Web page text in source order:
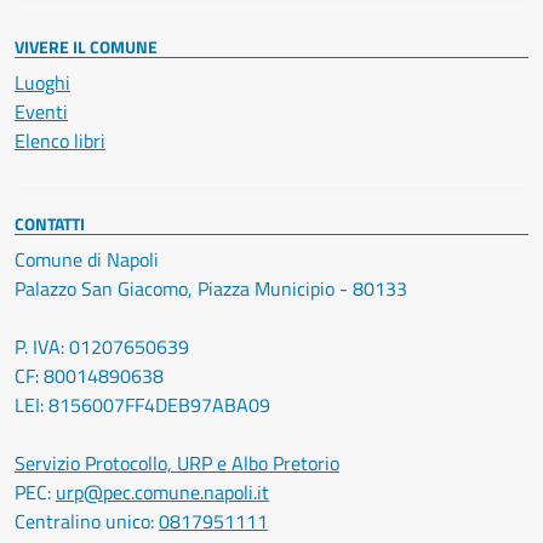
VIVERE IL COMUNE
Luoghi
Eventi
Elenco libri
CONTATTI
Comune di Napoli
Palazzo San Giacomo, Piazza Municipio - 80133
P. IVA: 01207650639
CF: 80014890638
LEI: 8156007FF4DEB97ABA09
Servizio Protocollo, URP e Albo Pretorio
PEC: urp@pec.comune.napoli.it
Centralino unico:0817951111